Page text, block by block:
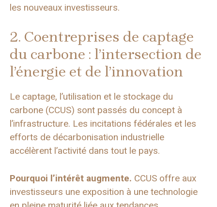
les nouveaux investisseurs.
2. Coentreprises de captage
du carbone : l’intersection de
l’énergie et de l’innovation
Le captage, l’utilisation et le stockage du
carbone (CCUS) sont passés du concept à
l’infrastructure. Les incitations fédérales et les
efforts de décarbonisation industrielle
accélèrent l’activité dans tout le pays.
Pourquoi l’intérêt augmente. CCUS offre aux
investisseurs une exposition à une technologie